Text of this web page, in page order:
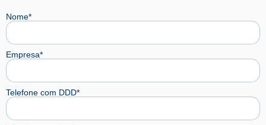
Nome*
Empresa*
Telefone com DDD*